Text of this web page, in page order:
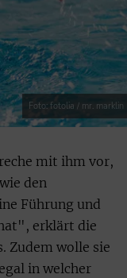
Foto: fotolia / mr. marklin
mit ihm vor,
den
Führung und
erklärt die
Zudem wolle sie
in welcher